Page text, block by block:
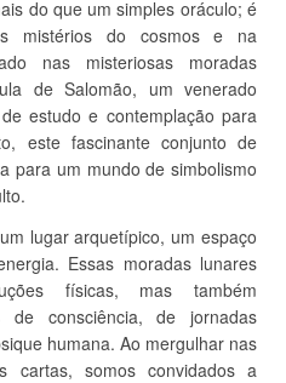
do que um simples oráculo; é
mistérios do cosmos e na
nas misteriosas moradas
de Salomão, um venerado
estudo e contemplação para
este fascinante conjunto de
para um mundo de simbolismo
lugar arquetípico, um espaço
Essas moradas lunares
físicas, mas também
de consciência, de jornadas
humana. Ao mergulhar nas
cartas, somos convidados a